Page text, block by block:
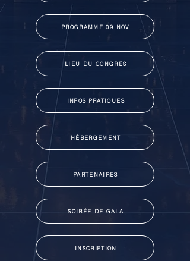
PROGRAMME 09 NOV
LIEU DU CONGRÈS
INFOS PRATIQUES
HÉBERGEMENT
PARTENAIRES
SOIRÉE DE GALA
INSCRIPTION